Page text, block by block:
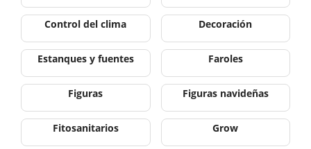
Control del clima Decoración
Estanques y fuentes Faroles
Figuras Figuras navideñas
Fitosanitarios Grow